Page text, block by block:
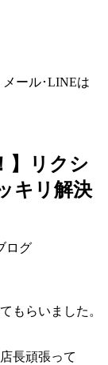
ル･LINEは
】リクシ
キリ解決
ログ
もらいました。
長頑張って